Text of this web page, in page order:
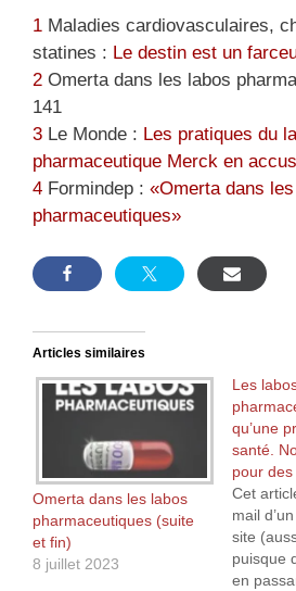
1 Maladies cardiovasculaires,
statines : Le destin est un
2 Omerta dans les labos
141
3 Le Monde : Les pratiques du
pharmaceutique Merck en
4 Formindep : «Omerta dans
pharmaceutiques»
Articles similaires
Omerta dans les labos
pharmaceutiques (suite
et fin)
8 juillet 2023
Les
qu’une
santé.
pour
Cet
mail
site
puisque
en